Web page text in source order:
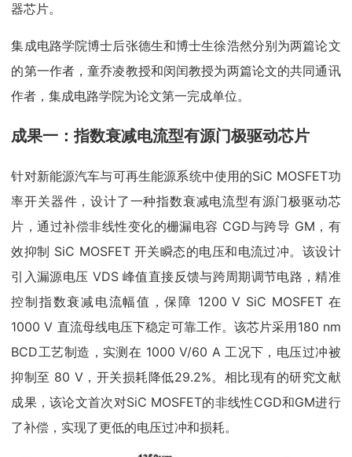
器芯片。
集成电路学院博士后张德生和博士生徐浩然分别为两篇论文
的第一作者，童乔凌教授和闵闰教授为两篇论文的共同通讯
作者，集成电路学院为论文第一完成单位。
成果一：指数衰减电流型有源门极驱动芯片
针对新能源汽车与可再生能源系统中使用的SiC MOSFET功
率开关器件，设计了一种指数衰减电流型有源门极驱动芯
片，通过补偿非线性变化的栅漏电容 CGD与跨导 GM，有
效抑制 SiC MOSFET 开关瞬态的电压和电流过冲。该设计
引入漏源电压 VDS 峰值直接反馈与跨周期调节电路，精准
控制指数衰减电流幅值，保障 1200 V SiC MOSFET 在
1000 V 直流母线电压下稳定可靠工作。该芯片采用180 nm
BCD工艺制造，实测在 1000 V/60 A 工况下，电压过冲被
抑制至 80 V，开关损耗降低29.2%。相比现有的研究文献
成果，该论文首次对SiC MOSFET的非线性CGD和GM进行
了补偿，实现了更低的电压过冲和损耗。